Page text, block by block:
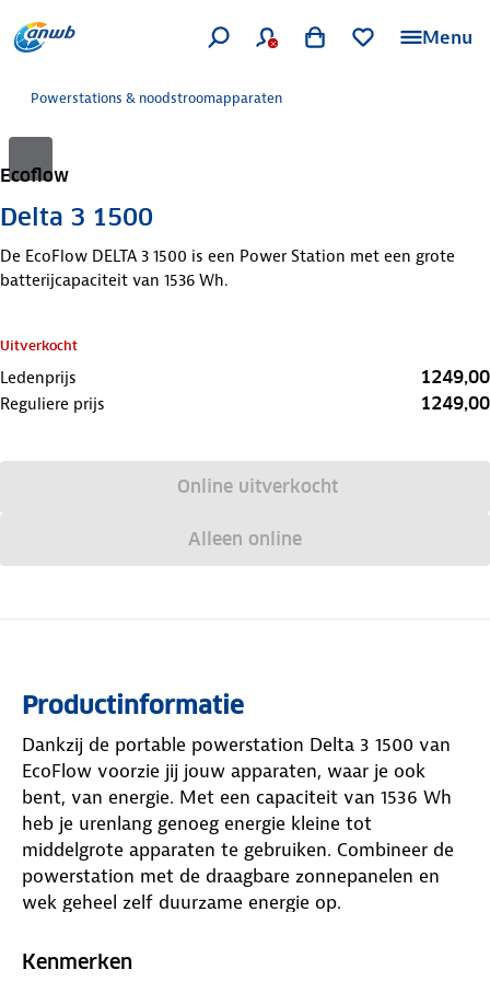
Menu
Powerstations & noodstroomapparaten
Ecoflow
Delta 3 1500
De EcoFlow DELTA 3 1500 is een Power Station met een grote
batterijcapaciteit van 1536 Wh.
Uitverkocht
Ledenprijs 1249,00
Reguliere prijs 1249,00
Online uitverkocht
Alleen online
Productinformatie
Dankzij de portable powerstation Delta 3 1500 van
EcoFlow voorzie jij jouw apparaten, waar je ook
bent, van energie. Met een capaciteit van 1536 Wh
heb je urenlang genoeg energie kleine tot
middelgrote apparaten te gebruiken. Combineer de
powerstation met de draagbare zonnepanelen en
wek geheel zelf duurzame energie op.
Geavanceerde X-Boost en X-Stream technologie
Kenmerken